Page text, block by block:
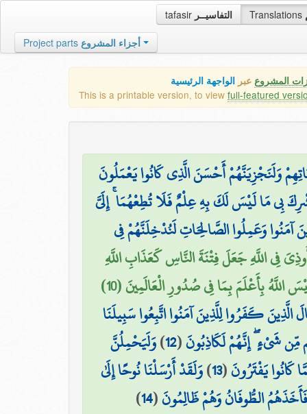
tafasir التفاسيــر Translations
Project parts أجزاء المشروع
المشروع عبر الواجهة الرئيسية
This is a printable version, to view full-featured
وَلَنَجْزِيَنَّهُمْ أَحْسَنَ الَّذِي كَانُوا يَعْمَلُونَ
بِي مَا لَيْسَ لَكَ بِهِ عِلْمٌ فَلَا تُطِعْهُمَا ۚ إِلَيَّ
آمَنُوا وَعَمِلُوا الصَّالِحَاتِ لَنُدْخِلَنَّهُمْ فِي
فِي اللَّهِ جَعَلَ فِتْنَةَ النَّاسِ كَعَذَابِ اللَّهِ
بِأَعْلَمَ بِمَا فِي صُدُورِ الْعَالَمِينَ (10)
الَّذِينَ كَفَرُوا لِلَّذِينَ آمَنُوا اتَّبِعُوا سَبِيلَنَا
شَيْءٍ ۖ إِنَّهُمْ لَكَاذِبُونَ(
12
)وَلَيَحْمِلُنَّ
كَانُوا يَفْتَرُونَ(
13
)وَلَقَدْ أَرْسَلْنَا نُوحًا إِلَىٰ
الطُّوفَانُ وَهُمْ ظَالِمُونَ(
14
)